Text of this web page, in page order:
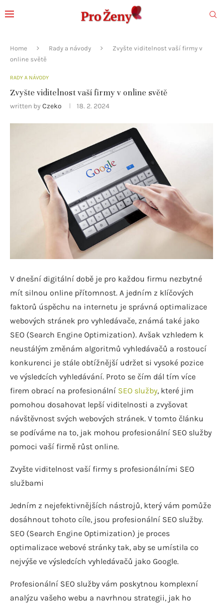
Home Rady a návody
Zvyšte viditelnost vaší firmy v
online světě
RADY A NÁVODY
Zvyšte viditelnost vaší firmy v online světě
written by Czeko 18. 2. 2024
V dnešní digitální době je pro každou firmu nezbytné
mít silnou online přítomnost. A jedním z klíčových
faktorů úspěchu na internetu je správná optimalizace
webových stránek pro vyhledávače, známá také jako
SEO (Search Engine Optimization). Avšak vzhledem k
neustálým změnám algoritmů vyhledávačů a rostoucí
konkurenci je stále obtížnější udržet si vysoké pozice
ve výsledcích vyhledávání. Proto se čím dál tím více
firem obrací na profesionální SEO služby, které jim
pomohou dosahovat lepší viditelnosti a zvyšovat
návštěvnost svých webových stránek. V tomto článku
se podíváme na to, jak mohou profesionální SEO služby
pomoci vaší firmě růst online.
Zvyšte viditelnost vaší firmy s profesionálními SEO
službami
Jedním z nejefektivnějších nástrojů, který vám pomůže
dosáhnout tohoto cíle, jsou profesionální SEO služby.
SEO (Search Engine Optimization) je proces
optimalizace webové stránky tak, aby se umístila co
nejvýše ve výsledcích vyhledávačů jako Google.
Profesionální SEO služby vám poskytnou komplexní
analýzu vašeho webu a navrhnou strategii, jak ho